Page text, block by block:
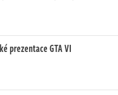
prezentace GTA VI